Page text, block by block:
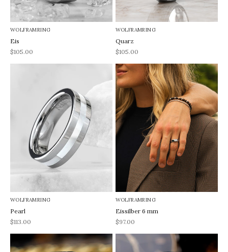
WOLFRAMRING
Eis
REA-pris
$105.00
WOLFRAMRING
Quarz
REA-pris
$105.00
WOLFRAMRING
Pearl
REA-pris
$113.00
WOLFRAMRING
Eissilber 6 mm
REA-pris
$97.00